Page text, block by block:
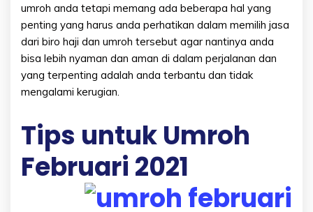
umroh anda tetapi memang ada beberapa hal yang
penting yang harus anda perhatikan dalam memilih jasa
dari biro haji dan umroh tersebut agar nantinya anda
bisa lebih nyaman dan aman di dalam perjalanan dan
yang terpenting adalah anda terbantu dan tidak
mengalami kerugian.
Tips untuk Umroh
Februari 2021